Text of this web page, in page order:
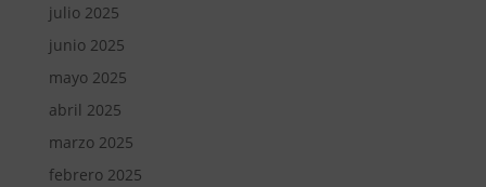
julio 2025
junio 2025
mayo 2025
abril 2025
marzo 2025
febrero 2025